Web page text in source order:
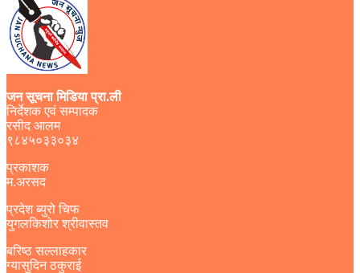
जन सूचना मिडिया प्रा.ली
निर्देशक एवं सम्पादक
रसीद आलम
९८४५०३३०३४
प्रकाशक
म.अरसद
प्रदेश ब्युरो चिफ
युगलकिशोर श्रीवास्तव
बरिष्ठ सल्लाहकार
ग्यासुदिन ठकुराई